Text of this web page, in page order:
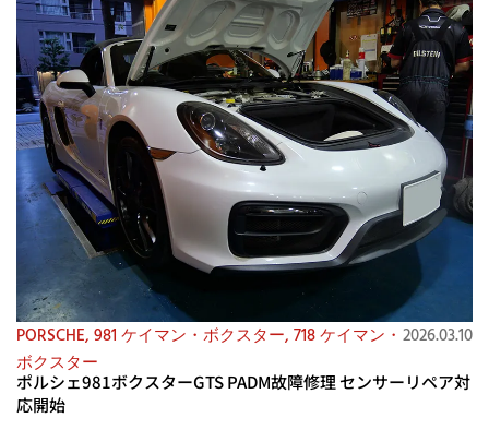
PORSCHE, 981 ケイマン・ボクスター, 718 ケイマン・
ボクスター
2026.03.10
ポルシェ981ボクスターGTS PADM故障修理 センサーリペア対
応開始